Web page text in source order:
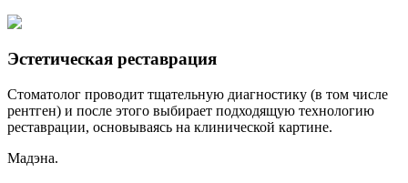
Эстетическая реставрация
Стоматолог проводит тщательную диагностику (в том числе
рентген) и после этого выбирает подходящую технологию
реставрации, основываясь на клинической картине.
Мадэна.